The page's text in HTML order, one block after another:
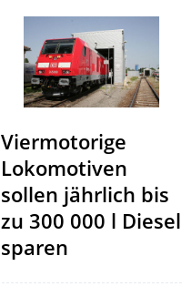
Viermotorige
Lokomotiven
sollen jährlich bis
zu 300 000 l Diesel
sparen